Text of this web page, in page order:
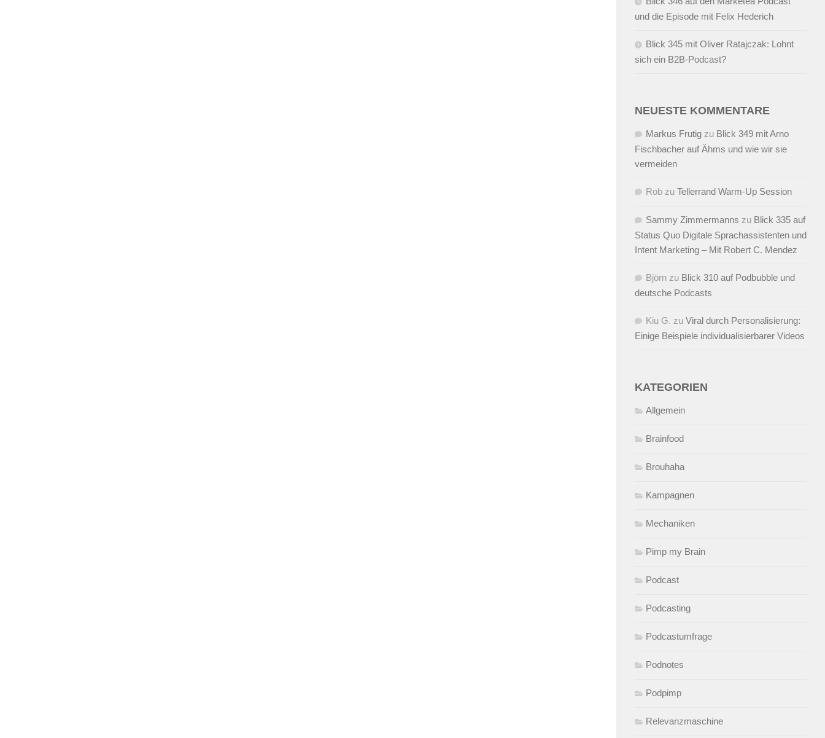
und die Episode mit Felix Hederich
Blick 345 mit Oliver Ratajczak: Lohnt
sich ein B2B-Podcast?
NEUESTE KOMMENTARE
Markus Frutig zu Blick 349 mit Arno
Fischbacher auf Ähms und wie wir sie
vermeiden
Rob zu Tellerrand Warm-Up Session
Sammy Zimmermanns zu Blick 335 auf
Status Quo Digitale Sprachassistenten und
Intent Marketing – Mit Robert C. Mendez
Björn zu Blick 310 auf Podbubble und
deutsche Podcasts
Kiu G. zu Viral durch Personalisierung:
Einige Beispiele individualisierbarer Videos
KATEGORIEN
Allgemein
Brainfood
Brouhaha
Kampagnen
Mechaniken
Pimp my Brain
Podcast
Podcasting
Podcastumfrage
Podnotes
Podpimp
Relevanzmaschine